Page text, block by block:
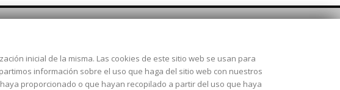
Cercedilla nº 14, 28925
inicial de la misma. Las cookies de este sitio web se usan para
información sobre el uso que haga del sitio web con nuestros
proporcionado o que hayan recopilado a partir del uso que haya